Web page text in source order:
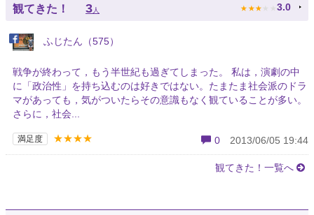
観てきた！ 3人 ★ ★ ★ ★ ★ 3.0
ふじたん（575）
戦争が終わって，もう半世紀も過ぎてしまった。 私は，演劇の中
に「政治性」を持ち込むのは好きではない。たまたま社会派のドラ
マがあっても，気がついたらその意識もなく観ていることが多い。
さらに，社会...
満足度 ★★★★ 0 2013/06/05 19:44
観てきた！一覧へ